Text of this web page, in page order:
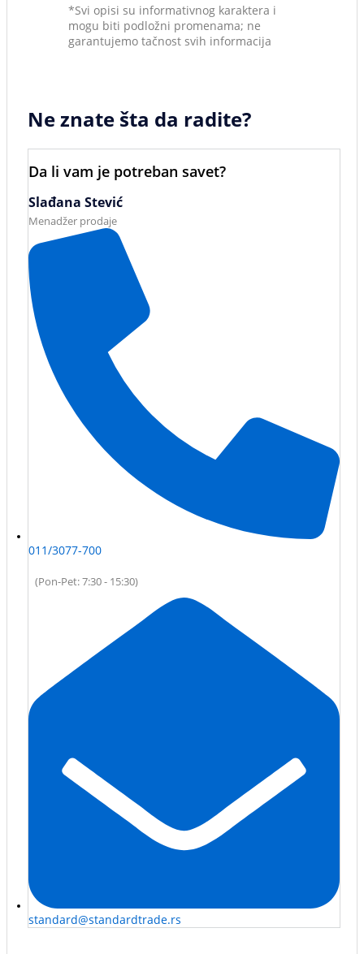
*Svi opisi su informativnog karaktera i
mogu biti podložni promenama; ne
garantujemo tačnost svih informacija
Ne znate šta da radite?
Da li vam je potreban savet?
Slađana Stević
Menadžer prodaje
011/3077-700
(Pon-Pet: 7:30 - 15:30)
standard@standardtrade.rs